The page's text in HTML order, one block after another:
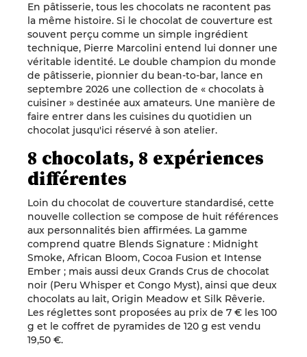
En pâtisserie, tous les chocolats ne racontent pas
la même histoire. Si le chocolat de couverture est
souvent perçu comme un simple ingrédient
technique, Pierre Marcolini entend lui donner une
véritable identité. Le double champion du monde
de pâtisserie, pionnier du bean-to-bar, lance en
septembre 2026 une collection de « chocolats à
cuisiner » destinée aux amateurs. Une manière de
faire entrer dans les cuisines du quotidien un
chocolat jusqu'ici réservé à son atelier.
8 chocolats, 8 expériences
différentes
Loin du chocolat de couverture standardisé, cette
nouvelle collection se compose de huit références
aux personnalités bien affirmées. La gamme
comprend quatre Blends Signature : Midnight
Smoke, African Bloom, Cocoa Fusion et Intense
Ember ; mais aussi deux Grands Crus de chocolat
noir (Peru Whisper et Congo Myst), ainsi que deux
chocolats au lait, Origin Meadow et Silk Rêverie.
Les réglettes sont proposées au prix de 7 € les 100
g et le coffret de pyramides de 120 g est vendu
19,50 €.